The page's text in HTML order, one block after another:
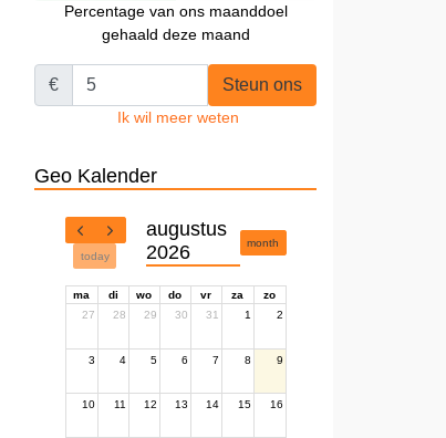
Percentage van ons maanddoel
gehaald deze maand
€ Steun ons
Ik wil meer weten
Geo Kalender
today
augustus
2026
month
ma di wo do vr za
zo
27
28 29 30 31 1 2
3 4 5 6 7 8 9
10 11 12 13 14 15 16